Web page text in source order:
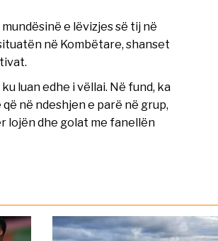
e lëvizjes së tij në
në Kombëtare, shanset
luan edhe i vëllai. Në fund, ka
në ndeshjen e parë në grup,
lojën dhe golat me fanellën